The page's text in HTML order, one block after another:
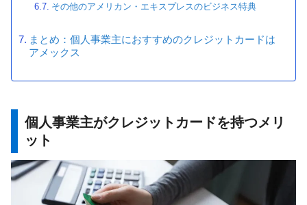
その他のアメリカン・エキスプレスのビジネス特典
まとめ：個人事業主におすすめのクレジットカードは
アメックス
個人事業主がクレジットカードを持つメリ
ット